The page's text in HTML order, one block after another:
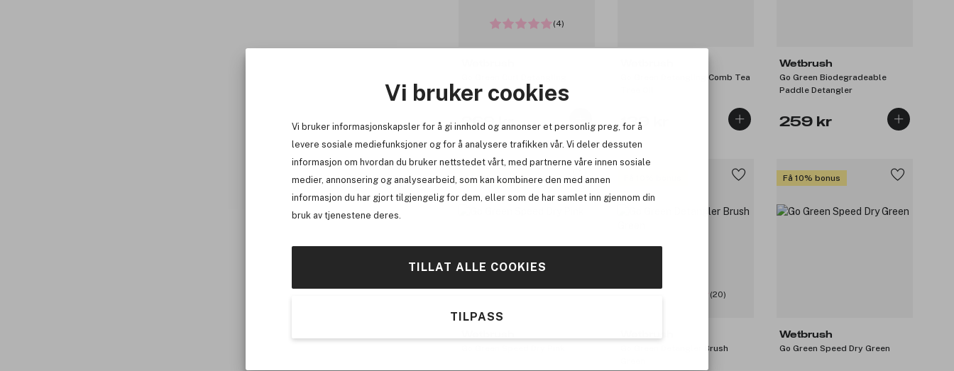
Vi bruker cookies
Vi bruker informasjonskapsler for å gi innhold og annonser et personlig preg, for å
levere sosiale mediefunksjoner og for å analysere trafikken vår. Vi deler dessuten
informasjon om hvordan du bruker nettstedet vårt, med partnerne våre innen sosiale
medier, annonsering og analysearbeid, som kan kombinere den med annen
informasjon du har gjort tilgjengelig for dem, eller som de har samlet inn gjennom din
bruk av tjenestene deres.
TILLAT ALLE COOKIES
TILPASS
(4)
Brush
269 kr
Go Green Detangling Comb Tea
139 kr
Wetbrush
Go Green Biodegradeable
Paddle Detangler
259 kr
Få 10% bonus
(20)
Go Green Detangler Brush
Få 10% bonus
Wetbrush
Go Green Speed Dry Green